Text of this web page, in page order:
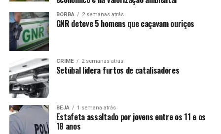
BORBA 2 semanas atrás
GNR deteve 5 homens que caçavam ouriços
CRIME 2 semanas atrás
Setúbal lidera furtos de catalisadores
BEJA 1 semana atrás
Estafeta assaltado por jovens entre os 11 e os
18 anos